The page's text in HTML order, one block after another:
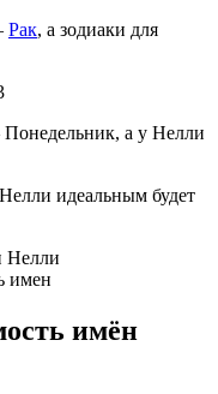
Рак, а зодиаки для
а у Нелли
идеальным будет
имен
имён